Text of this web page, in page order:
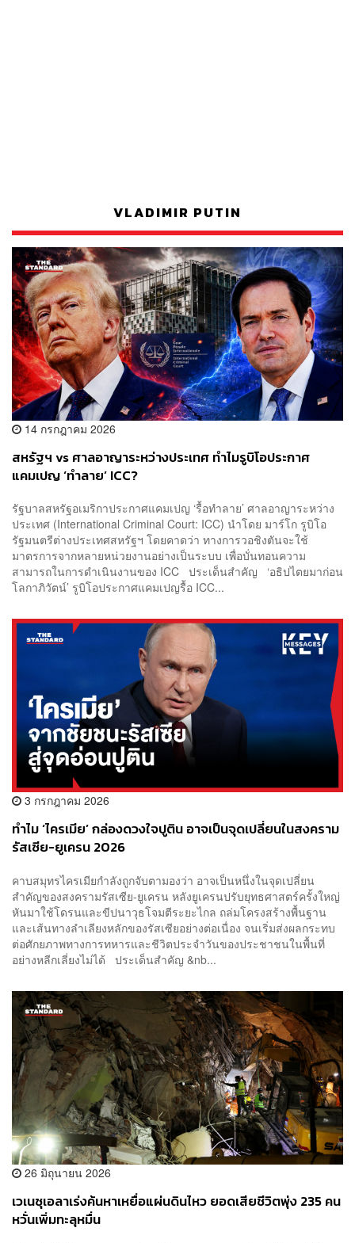
VLADIMIR PUTIN
14 กรกฎาคม 2026
สหรัฐฯ vs ศาลอาญาระหว่างประเทศ ทำไมรูบิโอประกาศ
แคมเปญ ‘ทำลาย’ ICC?
รัฐบาลสหรัฐอเมริกาประกาศแคมเปญ ‘รื้อทำลาย’ ศาลอาญาระหว่าง
ประเทศ (International Criminal Court: ICC) นำโดย มาร์โก รูบิโอ
รัฐมนตรีต่างประเทศสหรัฐฯ โดยคาดว่า ทางการวอชิงตันจะใช้
มาตรการจากหลายหน่วยงานอย่างเป็นระบบ เพื่อบั่นทอนความ
สามารถในการดำเนินงานของ ICC ประเด็นสำคัญ ‘อธิปไตยมาก่อน
โลกาภิวัตน์’ รูบิโอประกาศแคมเปญรื้อ ICC...
3 กรกฎาคม 2026
ทำไม ‘ไครเมีย’ กล่องดวงใจปูติน อาจเป็นจุดเปลี่ยนในสงคราม
รัสเซีย-ยูเครน 2026
คาบสมุทรไครเมียกำลังถูกจับตามองว่า อาจเป็นหนึ่งในจุดเปลี่ยน
สำคัญของสงครามรัสเซีย-ยูเครน หลังยูเครนปรับยุทธศาสตร์ครั้งใหญ่
หันมาใช้โดรนและขีปนาวุธโจมตีระยะไกล ถล่มโครงสร้างพื้นฐาน
และเส้นทางลำเลียงหลักของรัสเซียอย่างต่อเนื่อง จนเริ่มส่งผลกระทบ
ต่อศักยภาพทางการทหารและชีวิตประจำวันของประชาชนในพื้นที่
อย่างหลีกเลี่ยงไม่ได้ ประเด็นสำคัญ &nb...
26 มิถุนายน 2026
เวเนซุเอลาเร่งค้นหาเหยื่อแผ่นดินไหว ยอดเสียชีวิตพุ่ง 235 คน
หวั่นเพิ่มทะลุหมื่น